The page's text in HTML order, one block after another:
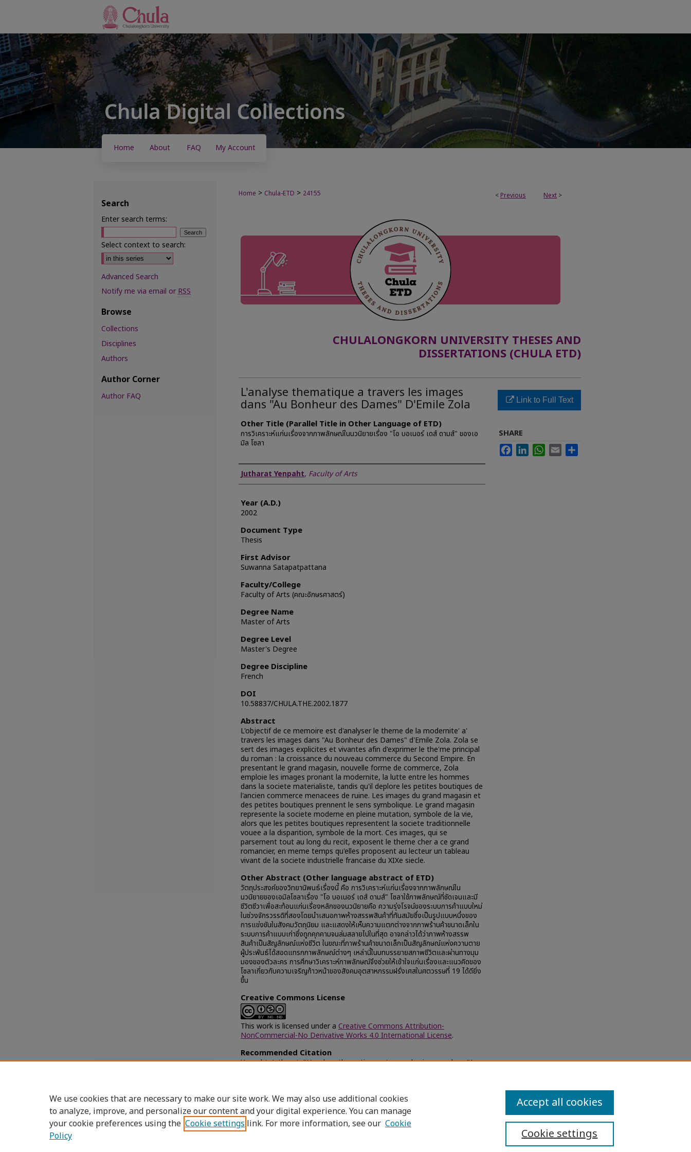
Home About FAQ My Account
< Previous Next >
Home > Chula-ETD > 24155
CHULALONGKORN UNIVERSITY THESES AND
DISSERTATIONS (CHULA ETD)
L'analyse thematique a travers les images
dans "Au Bonheur des Dames" D'Emile Zola
Other Title (Parallel Title in Other Language of ETD)
การวิเคราะห์แก่นเรื่องจากภาพลักษณ์ในนวนิยายเรื่อง "โอ บอเนอร์ เดส์ ดามส์" ของเอ
มิล โซลา
Author
Jutharat Yenpaht, Faculty of Arts
Year (A.D.)
2002
Document Type
Thesis
First Advisor
Suwanna Satapatpattana
Faculty/College
Faculty of Arts (คณะอักษรศาสตร์)
Degree Name
Master of Arts
Degree Level
Master's Degree
Degree Discipline
French
DOI
10.58837/CHULA.THE.2002.1877
Abstract
L'objectif de ce memoire est d'analyser le theme de la modernite' a'
travers les images dans "Au Bonheur des Dames" d'Emile Zola. Zola se
sert des images explicites et vivantes afin d'exprimer le the'me principal
du roman : la croissance du nouveau commerce du Second Empire. En
presentant le grand magasin, nouvelle forme de commerce, Zola
emploie les images pronant la modernite, la lutte entre les hommes
dans la societe materialiste, tandis qu'il deplore les petites boutiques de
l'ancien commerce menacees de ruine. Les images du grand magasin et
des petites boutiques prennent le sens symbolique. Le grand magasin
represente la societe moderne en pleine mutation, symbole de la vie,
alors que les petites boutiques representent la societe traditionnelle
vouee a la disparition, symbole de la mort. Ces images, qui se
parsement tout au long du recit, exposent le theme cher a ce grand
romancier, en meme temps qu'elles proposent au lecteur un tableau
vivant de la societe industrielle francaise du XIXe siecle.
Other Abstract (Other language abstract of ETD)
วัตถุประสงค์ของวิทยานิพนธ์เรื่องนี้ คือ การวิเคราะห์แก่นเรื่องจากภาพลักษณ์ใน
นวนิยายของเอมิลโซลาเรื่อง "โอ บอเนอร์ เดส์ ดามส์" โซลาใช้ภาพลักษณ์ที่ชัดเจนและมี
ชีวิตชีวาเพื่อสะท้อนแก่นเรื่องหลักของนวนิยายคือ ความรุ่งโรจน์ของระบบการค้าแบบใหม่
ในช่วงจักรวรรดิที่สองโดยนำเสนอภาพห้างสรรพสินค้าที่ทันสมัยซึ่งเป็นรูปแบบหนึ่งของ
การแข่งขันในสังคมวัตถุนิยม และแสดงให้เห็นความแตกต่างจากภาพร้านค้าขนาดเล็กใน
ระบบการค้าแบบเก่าซึ่งถูกคุกคามจนล่มสลายไปในที่สุด อาจกล่าวได้ว่าภาพห้างสรรพ
สินค้าเป็นสัญลักษณ์แห่งชีวิต ในขณะที่ภาพร้านค้าขนาดเล็กเป็นสัญลักษณ์แห่งความตาย
ผู้ประพันธ์ได้สอดแทรกภาพลักษณ์ต่างๆ เหล่านี้ในบทบรรยายสภาพชีวิตและผ่านทางมุม
มองของตัวละคร การศึกษาวิเคราะห์ภาพลักษณ์จึงช่วยให้เข้าใจแก่นเรื่องและแนวคิดของ
โซลาเกี่ยวกับความเจริญก้าวหน้าของสังคมอุตสาหกรรมฝรั่งเศสในศตวรรษที่ 19 ได้ดียิ่ง
ขึ้น
Creative Commons License
This work is licensed under a Creative Commons Attribution-
NonCommercial-No Derivative Works 4.0 International License.
Recommended Citation
Yenpaht, Jutharat, "L'analyse thematique a travers les images dans "Au
Link to Full Text
SHARE
FacebookLinkedInWhatsApp
Email
Search
Enter search terms:
Select context to search:
Advanced Search
Notify me via email orRSS
Browse
Collections
Disciplines
Authors
Author Corner
Author FAQ
Accessibility Statement
We use cookies that are necessary to make our site work. We may also use additional cookies
to analyze, improve, and personalize our content and your digital experience. You can manage
your cookie preferences using the Cookie settings link. For more information, see our Cookie
Policy
Cookie settings
Accept all cookies